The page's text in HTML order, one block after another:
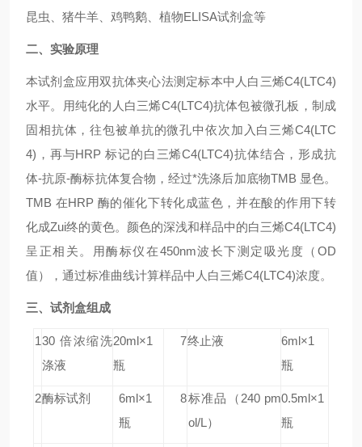
昆虫、猪牛羊、鸡鸭鹅、植物ELISA试剂盒等
二、实验原理
本试剂盒应用双抗体夹心法测定标本中人白三烯C4(LTC4)
水平。用纯化的人白三烯C4(LTC4)抗体包被微孔板，制成
固相抗体，往包被单抗的微孔中依次加入白三烯C4(LTC
4)，再与HRP 标记的白三烯C4(LTC4)抗体结合，形成抗
体-抗原-酶标抗体复合物，经过*洗涤后加底物TMB 显色。
TMB 在HRP 酶的催化下转化成蓝色，并在酸的作用下转
化成Zui终的黄色。颜色的深浅和样品中的白三烯C4(LTC4)
呈正相关。用酶标仪在450nm波长下测定吸光度（OD
值），通过标准曲线计算样品中人白三烯C4(LTC4)浓度。
三、试剂盒组成
130 倍浓缩洗
涤液
20ml×1
瓶
7终止液
6ml×1
瓶
2酶标试剂
6ml×1
瓶
8标准品
（240 pm
ol/L）
0.5ml×1
瓶